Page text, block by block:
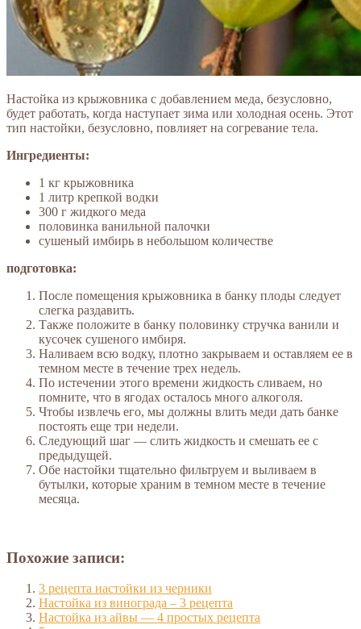
Настойка из крыжовника с добавлением меда, безусловно,
будет работать, когда наступает зима или холодная осень. Этот
тип настойки, безусловно, повлияет на согревание тела.
Ингредиенты:
1 кг крыжовника
1 литр крепкой водки
300 г жидкого меда
половинка ванильной палочки
сушеный имбирь в небольшом количестве
подготовка:
После помещения крыжовника в банку плоды следует
слегка раздавить.
Также положите в банку половинку стручка ванили и
кусочек сушеного имбиря.
Наливаем всю водку, плотно закрываем и оставляем ее в
темном месте в течение трех недель.
По истечении этого времени жидкость сливаем, но
помните, что в ягодах осталось много алкоголя.
Чтобы извлечь его, мы должны влить меди дать банке
постоять еще три недели.
Следующий шаг — слить жидкость и смешать ее с
предыдущей.
Обе настойки тщательно фильтруем и выливаем в
бутылки, которые храним в темном месте в течение
месяца.
Похожие записи:
3 рецепта настойки из черники
Настойка из винограда – 3 рецепта
Настойка из айвы — 4 простых рецепта